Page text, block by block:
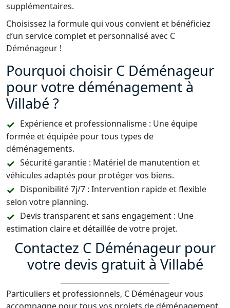
supplémentaires.
Choisissez la formule qui vous convient et bénéficiez
d’un service complet et personnalisé avec C
Déménageur !
Pourquoi choisir C Déménageur
pour votre déménagement à
Villabé ?
Expérience et professionnalisme : Une équipe
formée et équipée pour tous types de
déménagements.
Sécurité garantie : Matériel de manutention et
véhicules adaptés pour protéger vos biens.
Disponibilité 7j/7 : Intervention rapide et flexible
selon votre planning.
Devis transparent et sans engagement : Une
estimation claire et détaillée de votre projet.
Contactez C Déménageur pour
votre devis gratuit à Villabé
Particuliers et professionnels, C Déménageur vous